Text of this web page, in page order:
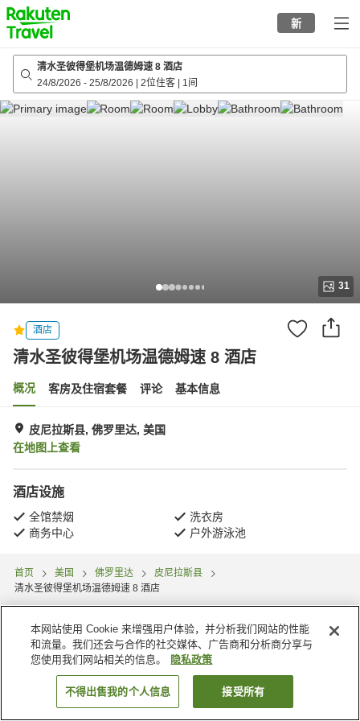
to
top
page
新
清水圣彼得堡机场温德姆速 8 酒店
24/8/2026 - 25/8/2026 2位住客 1间
31
酒店
清水圣彼得堡机场温德姆速 8 酒店
概况 客房及住宿套餐 评论 基本信息
皮尼拉斯县, 佛罗里达, 美国
在地图上查看
酒店设施
全馆禁烟
洗衣房
商务中心
户外游泳池
首页 美国 佛罗里达
皮尼拉斯县
清水圣彼得堡机场温德姆速 8 酒店
搜索客房
本网站使用 Cookie 来增强用户体验，并分析我们网站的性能
和流量。我们还会与合作的社交媒体、广告商和分析商分享与
您使用我们网站相关的信息。
隐私政策
不得出售我的个人信息 接受所有